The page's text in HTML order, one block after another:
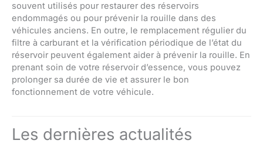
souvent utilisés pour restaurer des réservoirs
endommagés ou pour prévenir la rouille dans des
véhicules anciens. En outre, le remplacement régulier du
filtre à carburant et la vérification périodique de l’état du
réservoir peuvent également aider à prévenir la rouille. En
prenant soin de votre réservoir d’essence, vous pouvez
prolonger sa durée de vie et assurer le bon
fonctionnement de votre véhicule.
Les dernières actualités